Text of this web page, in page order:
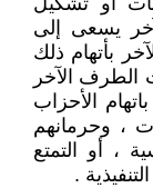
يسعى إلى
بأتهام ذلك
الطرف الآخر
الأحزاب
، وحرمانهم
، أو التمتع
.